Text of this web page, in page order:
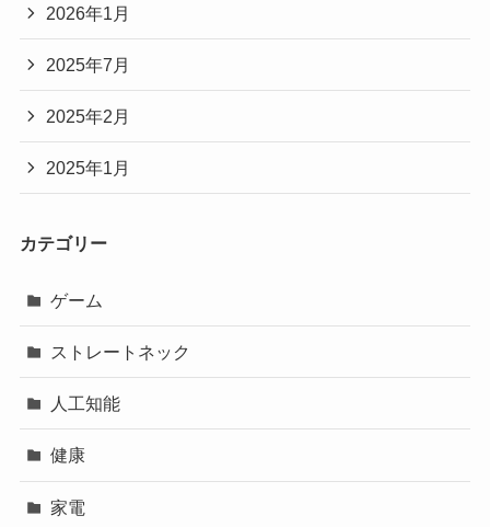
2026年1月
2025年7月
2025年2月
2025年1月
カテゴリー
ゲーム
ストレートネック
人工知能
健康
家電